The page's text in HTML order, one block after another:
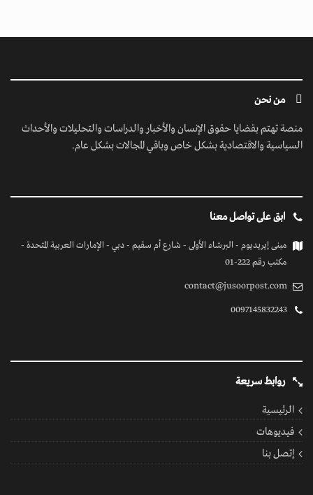
من نحن
منصة تهتم بقضايا حقوق الإنسان والأخبار والدراسات والتحليلات والأحداث
السياسية والاقتصادية بشكل خاص وباقي المجالات بشكل عام.
ابق على تواصل معنا
مبنى إيريديوم - البرشاء الأولى - شارع أم سقيم - دبي - الإمارات العربية المتحدة -
مكتب رقم 222-01
contact@jusoorpost.com
0097145832243
روابط سريعة
الرئيسية
فيديوهات
إتصل بنا